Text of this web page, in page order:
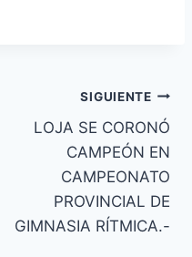
SIGUIENTE
LOJA SE CORONÓ
CAMPEÓN EN
CAMPEONATO
PROVINCIAL DE
GIMNASIA RÍTMICA.-